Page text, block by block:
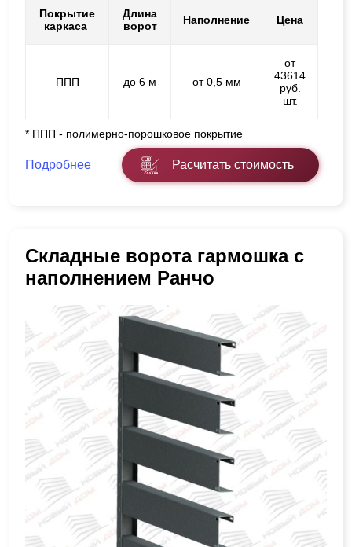
Покрытие
каркаса
Длина
ворот
Наполнение Цена
ППП до 6 м от 0,5 мм
от
43614
руб.
шт.
* ППП - полимерно-порошковое покрытие
Подробнее Расчитать стоимость
Складные ворота гармошка с
наполнением Ранчо